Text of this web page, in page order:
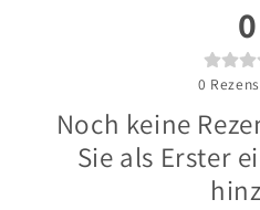
0
0
Noch keine
Sie als Erster